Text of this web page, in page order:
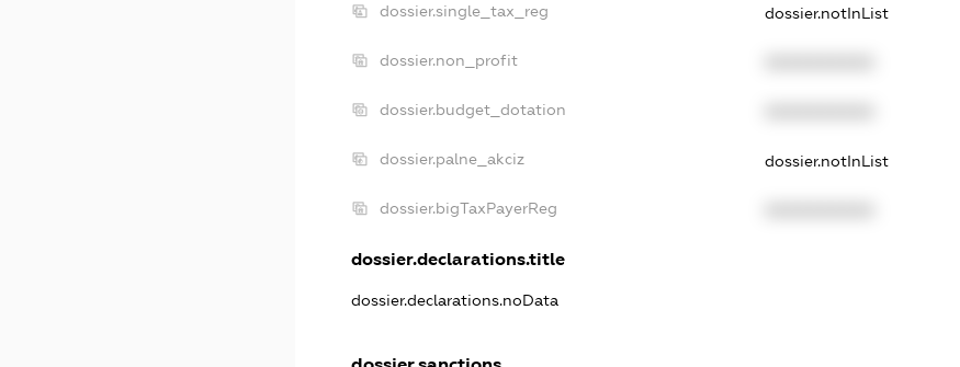
dossier.single_tax_reg dossier.notInList
dossier.non_profit
dossier.budget_dotation
dossier.palne_akciz dossier.notInList
dossier.bigTaxPayerReg
dossier.declarations.title
dossier.declarations.noData